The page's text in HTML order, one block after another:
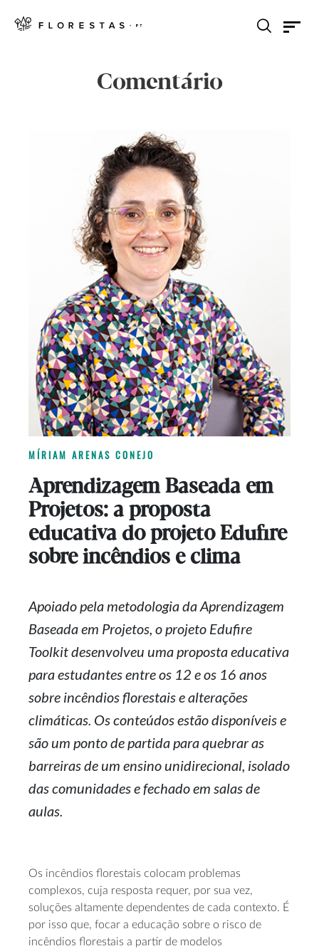
Comentário
MÍRIAM ARENAS CONEJO
Aprendizagem Baseada em
Projetos: a proposta
educativa do projeto Edufire
sobre incêndios e clima
Apoiado pela metodologia da Aprendizagem
Baseada em Projetos, o projeto Edufire
Toolkit desenvolveu uma proposta educativa
para estudantes entre os 12 e os 16 anos
sobre incêndios florestais e alterações
climáticas. Os conteúdos estão disponíveis e
são um ponto de partida para quebrar as
barreiras de um ensino unidirecional, isolado
das comunidades e fechado em salas de
aulas.
Os incêndios florestais colocam problemas
complexos, cuja resposta requer, por sua vez,
soluções altamente dependentes de cada contexto. É
por isso que, focar a educação sobre o risco de
incêndios florestais a partir de modelos